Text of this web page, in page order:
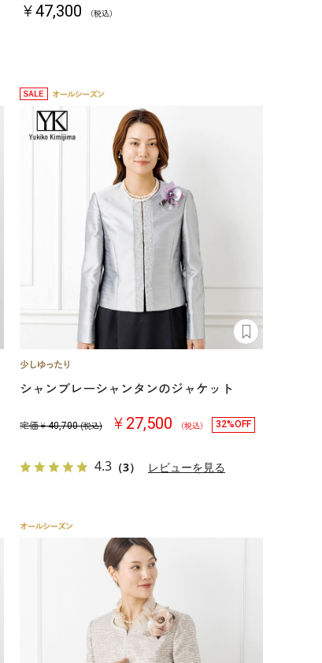
￥47,300 （税込）
シャンブレーシャンタンのジャケット
定価￥40,700 (税込) ￥27,500 （税込） 32%OFF
4.3（3） レビューを見る